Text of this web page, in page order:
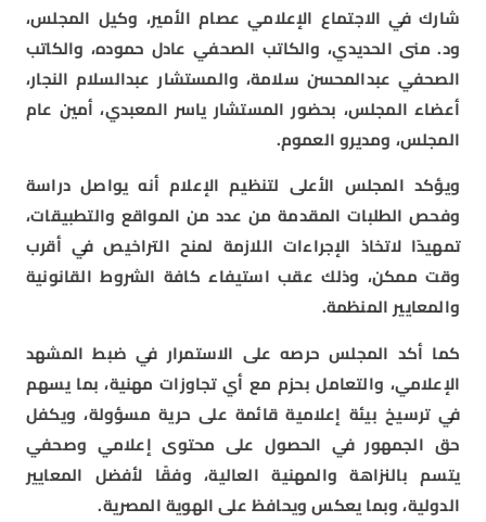
شارك في الاجتماع الإعلامي عصام الأمير، وكيل المجلس،
ود. منى الحديدي، والكاتب الصحفي عادل حموده، والكاتب
الصحفي عبدالمحسن سلامة، والمستشار عبدالسلام النجار،
أعضاء المجلس، بحضور المستشار ياسر المعبدي، أمين عام
المجلس، ومديرو العموم.
ويؤكد المجلس الأعلى لتنظيم الإعلام أنه يواصل دراسة
وفحص الطلبات المقدمة من عدد من المواقع والتطبيقات،
تمهيدًا لاتخاذ الإجراءات اللازمة لمنح التراخيص في أقرب
وقت ممكن، وذلك عقب استيفاء كافة الشروط القانونية
والمعايير المنظمة.
كما أكد المجلس حرصه على الاستمرار في ضبط المشهد
الإعلامي، والتعامل بحزم مع أي تجاوزات مهنية، بما يسهم
في ترسيخ بيئة إعلامية قائمة على حرية مسؤولة، ويكفل
حق الجمهور في الحصول على محتوى إعلامي وصحفي
يتسم بالنزاهة والمهنية العالية، وفقًا لأفضل المعايير
الدولية، وبما يعكس ويحافظ على الهوية المصرية.